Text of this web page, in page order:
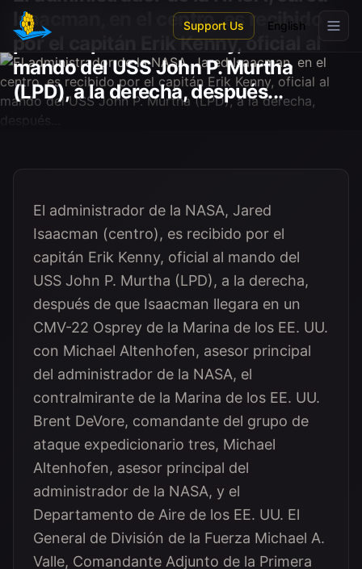
Skip to main content
Support Us English
Isaacman, en el centro, es recibido
por el capitán Erik Kenny, oficial al
mando del USS John P. Murtha
(LPD), a la derecha, después...
El administrador de la NASA, Jared
Isaacman (centro), es recibido por el
capitán Erik Kenny, oficial al mando del
USS John P. Murtha (LPD), a la derecha,
después de que Isaacman llegara en un
CMV-22 Osprey de la Marina de los EE. UU.
con Michael Altenhofen, asesor principal
del administrador de la NASA, el
contralmirante de la Marina de los EE. UU.
Brent DeVore, comandante del grupo de
ataque expedicionario tres, Michael
Altenhofen, asesor principal del
administrador de la NASA, y el
Departamento de Aire de los EE. UU. El
General de División de la Fuerza Michael A.
Valle, Comandante Adjunto de la Primera